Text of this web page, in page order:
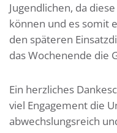
Jugendlichen, da
können und es somit
den späteren
das Wochenende die
Ein herzliches
viel Engagement die
abwechslungsreich